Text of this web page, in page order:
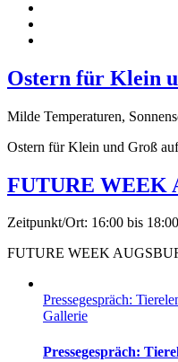
Ostern für Klein
Milde Temperaturen,
Ostern für Klein und Groß
FUTURE WEEK
Zeitpunkt/Ort: 16:00 bis
FUTURE WEEK
Pressegespräch:
Gallerie
Pressegespräch: